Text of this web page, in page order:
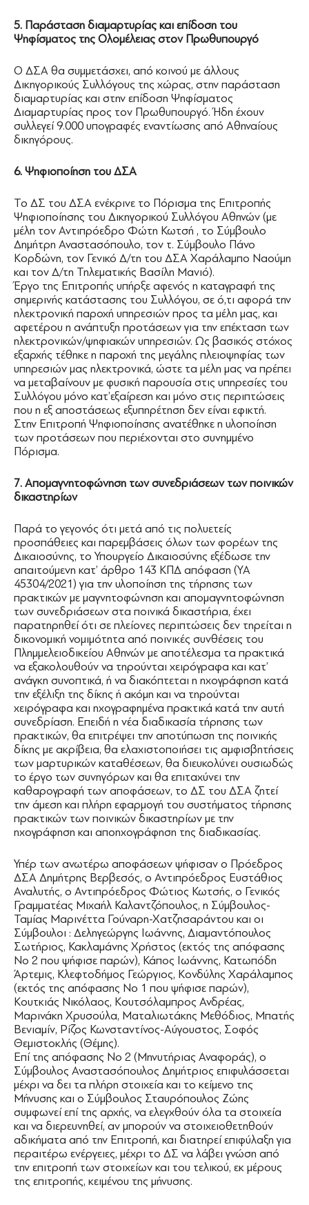
5. Παράσταση διαμαρτυρίας και επίδοση του
Ψηφίσματος της Ολομέλειας στον Πρωθυπουργό
Ο ΔΣΑ θα συμμετάσχει, από κοινού με άλλους
Δικηγορικούς Συλλόγους της χώρας, στην παράσταση
διαμαρτυρίας και στην επίδοση Ψηφίσματος
Διαμαρτυρίας προς τον Πρωθυπουργό. Ήδη έχουν
συλλεγεί 9.000 υπογραφές εναντίωσης από Αθηναίους
δικηγόρους.
6. Ψηφιοποίηση του ΔΣΑ
Το ΔΣ του ΔΣΑ ενέκρινε το Πόρισμα της Επιτροπής
Ψηφιοποίησης του Δικηγορικού Συλλόγου Αθηνών (με
μέλη τον Αντιπρόεδρο Φώτη Κωτσή , το Σύμβουλο
Δημήτρη Αναστασόπουλο, τον τ. Σύμβουλο Πάνο
Κορδώνη, τον Γενικό Δ/τη του ΔΣΑ Χαράλαμπο Ναούμη
και τον Δ/τη Τηλεματικής Βασίλη Μανιό).
Έργο της Επιτροπής υπήρξε αφενός η καταγραφή της
σημερινής κατάστασης του Συλλόγου, σε ό,τι αφορά την
ηλεκτρονική παροχή υπηρεσιών προς τα μέλη μας, και
αφετέρου η ανάπτυξη προτάσεων για την επέκταση των
ηλεκτρονικών/ψηφιακών υπηρεσιών. Ως βασικός στόχος
εξαρχής τέθηκε η παροχή της μεγάλης πλειοψηφίας των
υπηρεσιών μας ηλεκτρονικά, ώστε τα μέλη μας να πρέπει
να μεταβαίνουν με φυσική παρουσία στις υπηρεσίες του
Συλλόγου μόνο κατ’εξαίρεση και μόνο στις περιπτώσεις
που η εξ αποστάσεως εξυπηρέτηση δεν είναι εφικτή.
Στην Επιτροπή Ψηφιοποίησης ανατέθηκε η υλοποίηση
των προτάσεων που περιέχονται στο συνημμένο
Πόρισμα.
7. Απομαγνητοφώνηση των συνεδριάσεων των ποινικών
δικαστηρίων
Παρά το γεγονός ότι μετά από τις πολυετείς
προσπάθειες και παρεμβάσεις όλων των φορέων της
Δικαιοσύνης, το Υπουργείο Δικαιοσύνης εξέδωσε την
απαιτούμενη κατ’ άρθρο 143 ΚΠΔ απόφαση (ΥΑ
45304/2021) για την υλοποίηση της τήρησης των
πρακτικών με μαγνητοφώνηση και απομαγνητοφώνηση
των συνεδριάσεων στα ποινικά δικαστήρια, έχει
παρατηρηθεί ότι σε πλείονες περιπτώσεις δεν τηρείται η
δικονομική νομιμότητα από ποινικές συνθέσεις του
Πλημμελειοδικείου Αθηνών με αποτέλεσμα τα πρακτικά
να εξακολουθούν να τηρούνται χειρόγραφα και κατ’
ανάγκη συνοπτικά, ή να διακόπτεται η ηχογράφηση κατά
την εξέλιξη της δίκης ή ακόμη και να τηρούνται
χειρόγραφα και ηχογραφημένα πρακτικά κατά την αυτή
συνεδρίαση. Επειδή η νέα διαδικασία τήρησης των
πρακτικών, θα επιτρέψει την αποτύπωση της ποινικής
δίκης με ακρίβεια, θα ελαχιστοποιήσει τις αμφισβητήσεις
των μαρτυρικών καταθέσεων, θα διευκολύνει ουσιωδώς
το έργο των συνηγόρων και θα επιταχύνει την
καθαρογραφή των αποφάσεων, το ΔΣ του ΔΣΑ ζητεί
την άμεση και πλήρη εφαρμογή του συστήματος τήρησης
πρακτικών των ποινικών δικαστηρίων με την
ηχογράφηση και αποηχογράφηση της διαδικασίας.
Υπέρ των ανωτέρω αποφάσεων ψήφισαν ο Πρόεδρος
ΔΣΑ Δημήτρης Βερβεσός, ο Αντιπρόεδρος Ευστάθιος
Αναλυτής, ο Αντιπρόεδρος Φώτιος Κωτσής, ο Γενικός
Γραμματέας Μιχαήλ Καλαντζόπουλος, η Σύμβουλος-
Ταμίας Μαρινέττα Γούναρη-Χατζησαράντου και οι
Σύμβουλοι : Δεληγεώργης Ιωάννης, Διαμαντόπουλος
Σωτήριος, Κακλαμάνης Χρήστος (εκτός της απόφασης
Νο 2 που ψήφισε παρών), Κάπος Ιωάννης, Κατωπόδη
Άρτεμις, Κλεφτοδήμος Γεώργιος, Κονδύλης Χαράλαμπος
(εκτός της απόφασης Νο 1 που ψήφισε παρών),
Κουτκιάς Νικόλαος, Κουτσόλαμπρος Ανδρέας,
Μαρινάκη Χρυσούλα, Ματαλιωτάκης Μεθόδιος, Μπατής
Βενιαμίν, Ρίζος Κωνσταντίνος-Αύγουστος, Σοφός
Θεμιστοκλής (Θέμης).
Επί της απόφασης Νο 2 (Μηνυτήριας Αναφοράς), ο
Σύμβουλος Αναστασόπουλος Δημήτριος επιφυλάσσεται
μέχρι να δει τα πλήρη στοιχεία και το κείμενο της
Μήνυσης και ο Σύμβουλος Σταυρόπουλος Ζώης
συμφωνεί επί της αρχής, να ελεγχθούν όλα τα στοιχεία
και να διερευνηθεί, αν μπορούν να στοιχειοθετηθούν
αδικήματα από την Επιτροπή, και διατηρεί επιφύλαξη για
περαιτέρω ενέργειες, μέχρι το ΔΣ να λάβει γνώση από
την επιτροπή των στοιχείων και του τελικού, εκ μέρους
της επιτροπής, κειμένου της μήνυσης.